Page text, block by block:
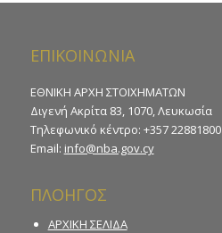
ΕΠΙΚΟΙΝΩΝΙΑ
ΕΘΝΙΚΗ ΑΡΧΗ ΣΤΟΙΧΗΜΑΤΩΝ
Διγενή Ακρίτα 83, 1070, Λευκωσία
Τηλεφωνικό κέντρο: +357 22881800
Email: info@nba.gov.cy
ΠΛΟΗΓΟΣ
ΑΡΧΙΚΗ ΣΕΛΙΔΑ